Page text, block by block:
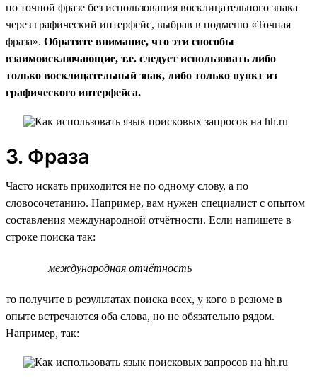
по точной фразе без использования восклицательного знака
через графический интерфейс, выбрав в подменю «Точная
фраза». Обратите внимание, что эти способы
взаимоисключающие, т.е. следует использовать либо
только восклицательный знак, либо только пункт из
графического интерфейса.
3. Фраза
Часто искать приходится не по одному слову, а по
словосочетанию. Например, вам нужен специалист с опытом
составления международной отчётности. Если напишете в
строке поиска так:
международная отчётность
то получите в результатах поиска всех, у кого в резюме в
опыте встречаются оба слова, но не обязательно рядом.
Например, так: